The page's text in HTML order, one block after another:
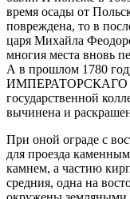
время осады от
повреждена, то в
царя Михайла
многия места вновь
А в прошлом 1780
ИМПЕРАТОРСКАГО
государственной
вычинена и
При оной ограде с
для проезда
камнем, а частию
средния, одна на